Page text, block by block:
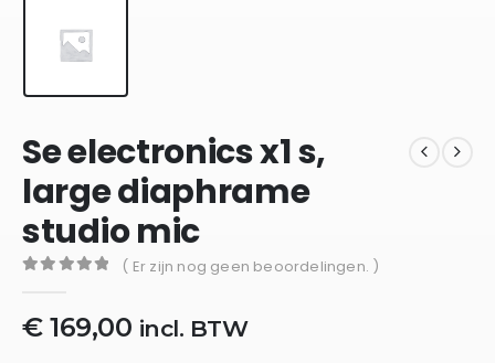
Se electronics x1 s,
large diaphrame
studio mic
( Er zijn nog geen beoordelingen. )
€169,00 incl. BTW